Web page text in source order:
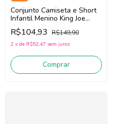
Conjunto Camiseta e Short
Infantil Menino King Joe
Cj09008k (Verde/Preto)
R$104,93 R$149,90
2 x de R$52,47 sem juros
Comprar